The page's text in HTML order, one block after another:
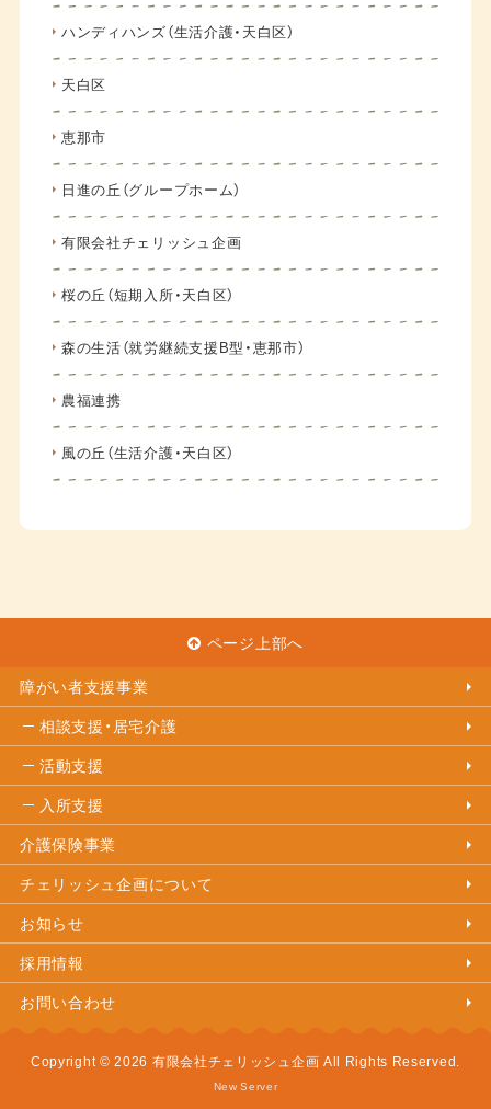
ハンディハンズ（生活介護・天白区）
天白区
恵那市
日進の丘（グループホーム）
有限会社チェリッシュ企画
桜の丘（短期入所・天白区）
森の生活（就労継続支援B型・恵那市）
農福連携
風の丘（生活介護・天白区）
ページ上部へ
障がい者支援事業
相談支援・居宅介護
活動支援
入所支援
介護保険事業
チェリッシュ企画について
お知らせ
採用情報
お問い合わせ
Copyright © 2026 有限会社チェリッシュ企画 All Rights Reserved.
New Server